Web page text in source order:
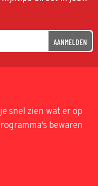
AANMELDEN
snel zien wat er op
bewaren